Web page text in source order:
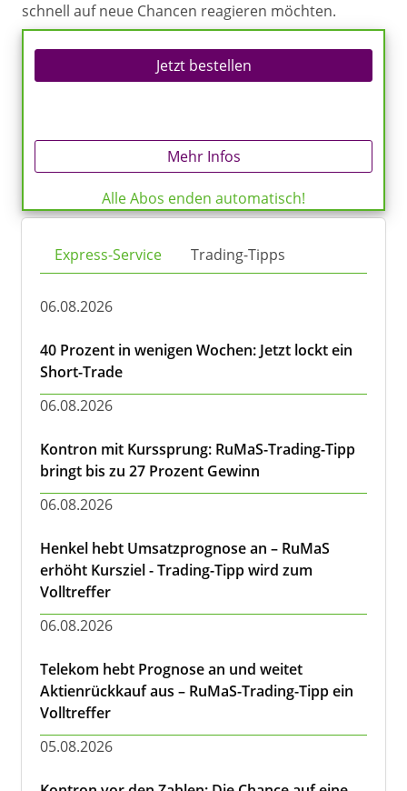
schnell auf neue Chancen reagieren möchten.
Jetzt bestellen
Mehr Infos
Alle Abos enden automatisch!
Express-Service Trading-Tipps
06.08.2026
40 Prozent in wenigen Wochen: Jetzt lockt ein
Short-Trade
06.08.2026
Kontron mit Kurssprung: RuMaS-Trading-Tipp
bringt bis zu 27 Prozent Gewinn
06.08.2026
Henkel hebt Umsatzprognose an – RuMaS
erhöht Kursziel - Trading-Tipp wird zum
Volltreffer
06.08.2026
Telekom hebt Prognose an und weitet
Aktienrückkauf aus – RuMaS-Trading-Tipp ein
Volltreffer
05.08.2026